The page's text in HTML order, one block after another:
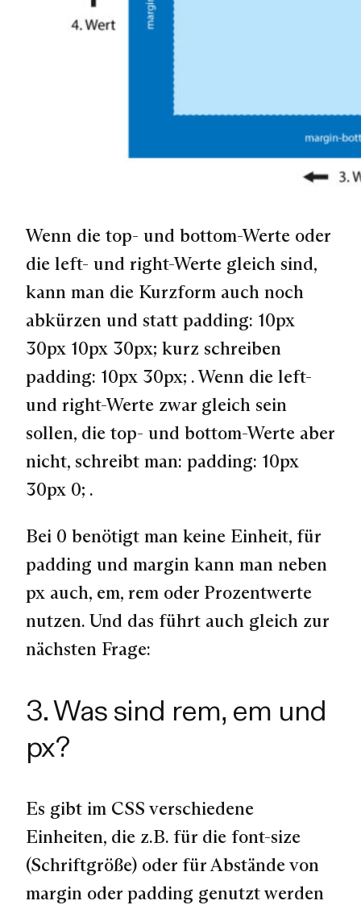
Wenn die top- und bottom-Werte oder
die left- und right-Werte gleich sind,
kann man die Kurzform auch noch
abkürzen und statt padding: 10px
30px 10px 30px; kurz schreiben
padding: 10px 30px; . Wenn die left-
und right-Werte zwar gleich sein
sollen, die top- und bottom-Werte aber
nicht, schreibt man: padding: 10px
30px 0; .
Bei 0 benötigt man keine Einheit, für
padding und margin kann man neben
px auch, em, rem oder Prozentwerte
nutzen. Und das führt auch gleich zur
nächsten Frage:
3. Was sind rem, em und
px?
Es gibt im CSS verschiedene
Einheiten, die z.B. für die font-size
(Schriftgröße) oder für Abstände von
margin oder padding genutzt werden